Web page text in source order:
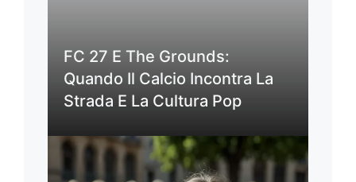
FC 27 E The Grounds:
Quando Il Calcio Incontra La
Strada E La Cultura Pop